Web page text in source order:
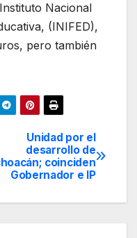
Nacional
(INIFED),
pero también
Unidad por el
desarrollo de
coinciden
Gobernador e IP